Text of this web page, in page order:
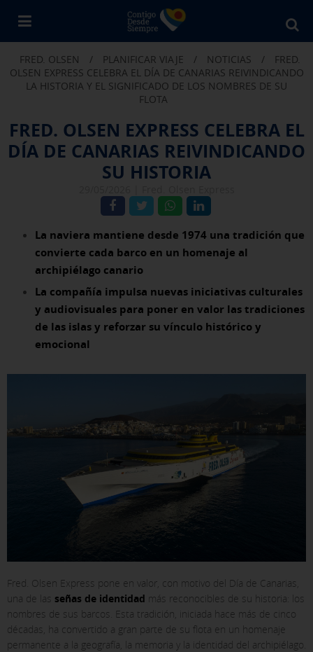
FRED. OLSEN / PLANIFICAR VIAJE / NOTICIAS /
FRED.
OLSEN EXPRESS CELEBRA EL DÍA DE CANARIAS REIVINDICANDO
LA HISTORIA Y EL SIGNIFICADO DE LOS NOMBRES DE SU
FLOTA
FRED. OLSEN EXPRESS CELEBRA EL
DÍA DE CANARIAS REIVINDICANDO
SU HISTORIA
La naviera mantiene desde 1974 una tradición que
convierte cada barco en un homenaje al
archipiélago canario
La compañía impulsa nuevas iniciativas culturales
y audiovisuales para poner en valor las tradiciones
de las islas y reforzar su vínculo histórico y
emocional
Fred. Olsen Express pone en valor, con motivo del Día de Canarias,
una de las señas de identidad más reconocibles de su historia: los
nombres de sus barcos. Esta tradición, iniciada hace más de cinco
décadas, ha convertido a gran parte de su flota en un homenaje
permanente a la geografía, la memoria y la identidad del archipiélago.